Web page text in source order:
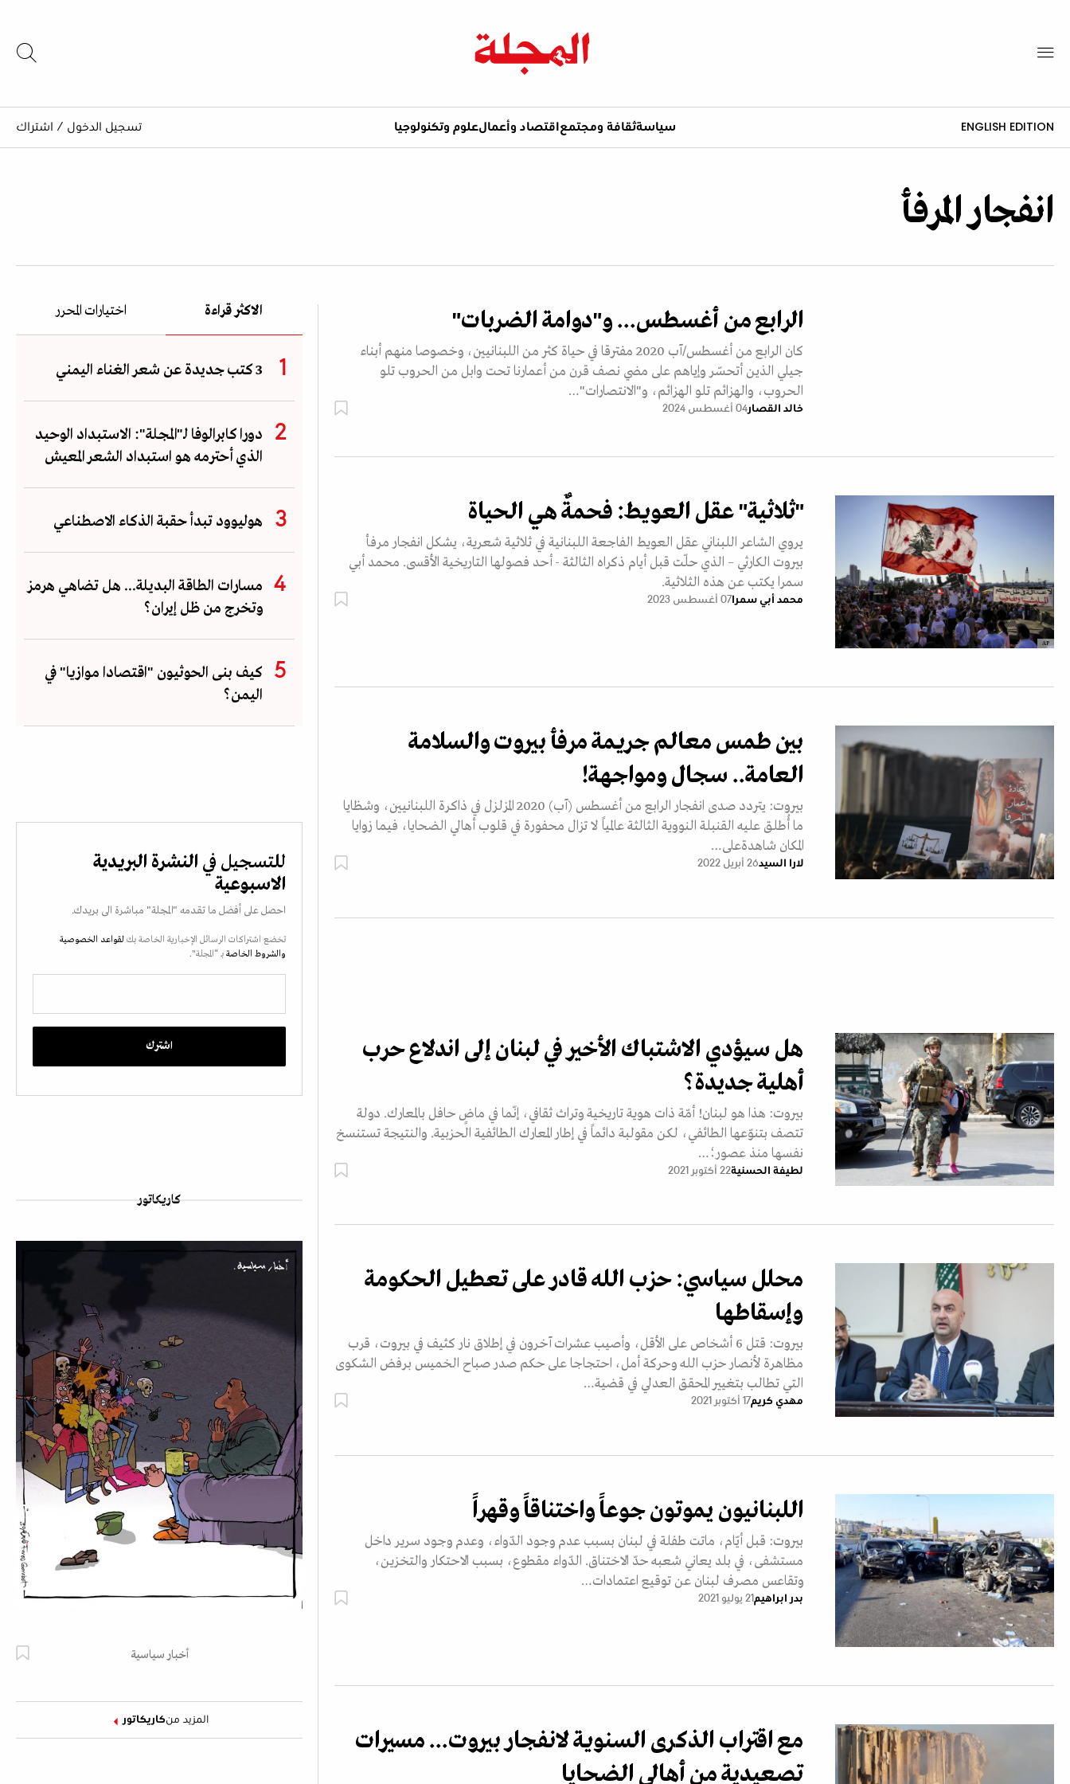
ENGLISH EDITION سياسةثقافة ومجتمع اقتصاد وأعمالعلوم وتكنولوجيا تسجيل الدخول / اشتراك
انفجار المرفأ
الرابع من أغسطس... و"دوامة الضربات"
كان الرابع من أغسطس/آب 2020 مفترقا في حياة كثر من اللبنانيين، وخصوصا منهم أبناء
جيلي الذين أتحسّر وإياهم على مضي نصف قرن من أعمارنا تحت وابل من الحروب تلو
الحروب، والهزائم تلو الهزائم، و"الانتصارات"…
خالد القصار04 أغسطس 2024
AP
"ثلاثية" عقل العويط: فحمةٌ هي الحياة
يروي الشاعر اللبناني عقل العويط الفاجعة اللبنانية في ثلاثية شعرية، يشكل انفجار مرفأ
بيروت الكارثي – الذي حلّت قبل أيام ذكراه الثالثة - أحد فصولها التاريخية الأقسى. محمد أبي
سمرا يكتب عن هذه الثلاثية.
محمد أبي سمرا 07 أغسطس 2023
بين طمس معالم جريمة مرفأ بيروت والسلامة
العامة.. سجال ومواجهة!
بيروت: يتردد صدى انفجار الرابع من أغسطس (آب) 2020 المزلزل في ذاكرة اللبنانيين، وشظايا
ما أُطلق عليه القنبلة النووية الثالثة عالمياً لا تزال محفورة في قلوب أهالي الضحايا، فيما زوايا
المكان شاهدةعلى…
لارا السيد26 أبريل 2022
هل سيؤدي الاشتباك الأخير في لبنان إلى اندلاع حرب
أهلية جديدة؟
بيروت: هذا هو لبنان! أمّة ذات هوية تاريخية وتراث ثقافي، إنّما في ماضٍ حافل بالمعارك. دولة
تتصف بتنوّعها الطائفي، لكن مقولبة دائماً في إطار المعارك الطائفية الحزبية. والنتيجة تستنسخ
نفسها منذ عصور؛…
لطيفة الحسنية22 أكتوبر 2021
محلل سياسي: حزب الله قادر على تعطيل الحكومة
وإسقاطها
بيروت: قتل 6 أشخاص على الأقل، وأصيب عشرات آخرون في إطلاق نار كثيف في بيروت، قرب
مظاهرة لأنصار حزب الله وحركة أمل، احتجاجا على حكم صدر صباح الخميس برفض الشكوى
التي تطالب بتغيير المحقق العدلي في قضية…
مهدي كريم17 أكتوبر 2021
اللبنانيون يموتون جوعاً واختناقاً وقهراً
بيروت: قبل أيّام، ماتت طفلة في لبنان بسبب عدم وجود الدّواء، وعدم وجود سرير داخل
مستشفى، في بلد يعاني شعبه حدّ الاختناق. الدّواء مقطوع، بسبب الاحتكار والتخزين،
وتقاعس مصرف لبنان عن توقيع اعتمادات…
بدر ابراهيم21 يوليو 2021
مع اقتراب الذكرى السنوية لانفجار بيروت... مسيرات
تصعيدية من أهالي الضحايا
الاكثر قراءة اختيارات المحرر
3 كتب جديدة عن شعر الغناء اليمني
دورا كابرالوفا لـ"المجلة": الاستبداد الوحيد
الذي أحترمه هو استبداد الشعر المعيش
هوليوود تبدأ حقبة الذكاء الاصطناعي
مسارات الطاقة البديلة... هل تضاهي هرمز
وتخرج من ظل إيران؟
كيف بنى الحوثيون "اقتصادا موازيا" في
اليمن؟
للتسجيل في النشرة البريدية
الاسبوعية
احصل على أفضل ما تقدمه "المجلة" مباشرة الى بريدك.
تخضع اشتراكات الرسائل الإخبارية الخاصة بك لقواعد الخصوصية
والشروط الخاصة بـ “المجلة".
كاريكاتور
أخبار سياسية
المزيد منكاريكاتور